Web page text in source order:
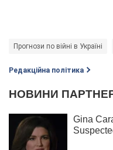
Прогнози по війні в Україні
Редакційна політика